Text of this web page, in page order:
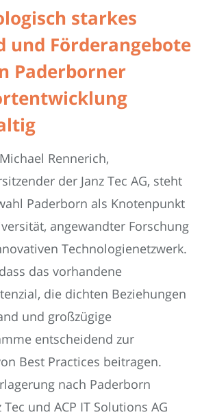
starkes
und Förderangebote
Paderborner
Rennerich,
der Janz Tec AG, steht
Paderborn als Knotenpunkt
angewandter Forschung
Technologienetzwerk.
das vorhandene
die dichten Beziehungen
und großzügige
entscheidend zur
Best Practices beitragen.
nach Paderborn
Tec und ACP IT Solutions AG